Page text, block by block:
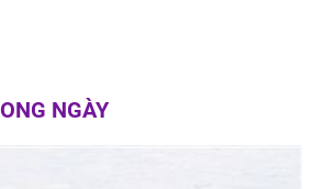
NGÀY